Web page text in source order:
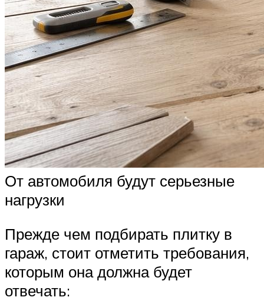
От автомобиля будут серьезные
нагрузки
Прежде чем подбирать плитку в
гараж, стоит отметить требования,
которым она должна будет
отвечать: